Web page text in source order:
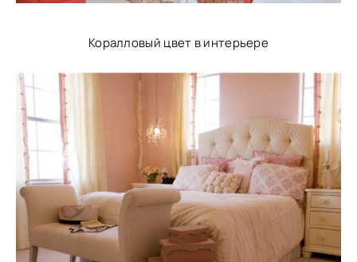
Коралловый цвет в интерьере